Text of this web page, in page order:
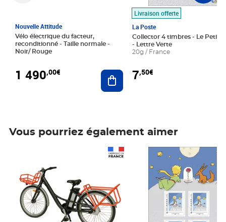
Nouvelle Attitude
Vélo électrique du facteur,
reconditionné - Taille normale -
Noir/ Rouge
1 490,00€ Ajouter au panier
Livraison offerte
La Poste
Collector 4 timbres - Le Petit
- Lettre Verte
20g / France
7,50€
Vous pourriez également aimer
Prix 7,50€